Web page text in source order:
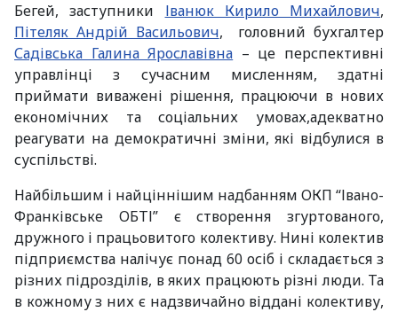
Бегей, заступники Іванюк Кирило Михайлович,
Пітеляк Андрій Васильович, головний бухгалтер
Садівська Галина Ярославівна – це перспективні
управлінці з сучасним мисленням, здатні
приймати виважені рішення, працюючи в нових
економічних та соціальних умовах,адекватно
реагувати на демократичні зміни, які відбулися в
суспільстві.
Найбільшим і найціннішим надбанням ОКП “Івано-
Франківське ОБТІ” є створення згуртованого,
дружного і працьовитого колективу. Нині колектив
підприємства налічує понад 60 осіб і складається з
різних підрозділів, в яких працюють різні люди. Та
в кожному з них є надзвичайно віддані колективу,